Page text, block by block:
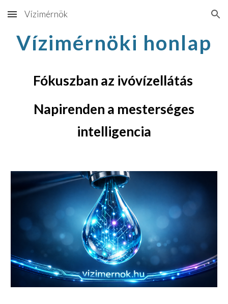
Skip to main content Skip to navigation
Vízimérnök
Vízimérnöki honlap
Fókuszban az ivóvízellátás
Napirenden a mesterséges
intelligencia